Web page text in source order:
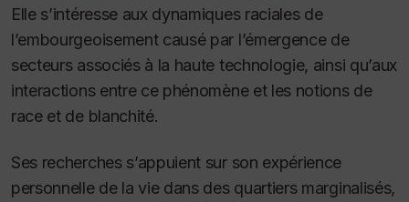
Elle s’intéresse aux dynamiques raciales de
l’embourgeoisement causé par l’émergence de
secteurs associés à la haute technologie, ainsi qu’aux
interactions entre ce phénomène et les notions de
race et de blanchité.
Ses recherches s’appuient sur son expérience
personnelle de la vie dans des quartiers marginalisés,